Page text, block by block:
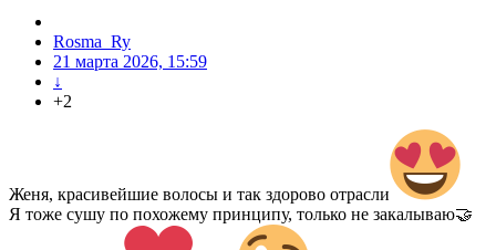
Rosma_Ry
21 марта 2026, 15:59
↓
+2
Женя, красивейшие волосы и так здорово отрасли
Я тоже сушу по похожему принципу, только не закалываю🤝